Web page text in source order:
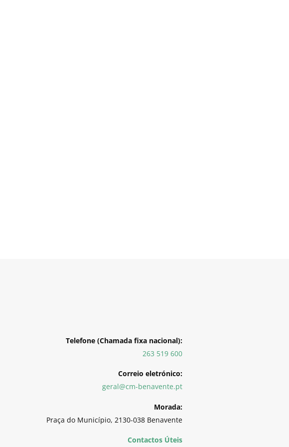
Telefone (Chamada fixa nacional):
263 519 600
Correio eletrónico:
geral@cm-benavente.pt
Morada:
Praça do Município, 2130-038 Benavente
Contactos Úteis